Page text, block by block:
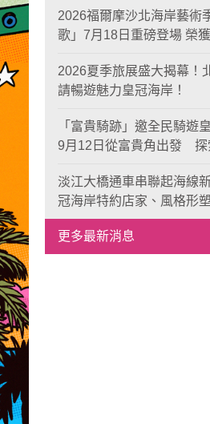
2026福爾摩沙北海岸藝術
歌」7月18日重磅登場 榮
2026夏季旅展盛大揭幕！
請暢遊魅力皇冠海岸！
「富貴騎跡」邀全民騎遊
9月12日從富貴角出發 探
淡江大橋通車串聯起海線
冠海岸特約店家、風格形
開放報名
更多最新消息